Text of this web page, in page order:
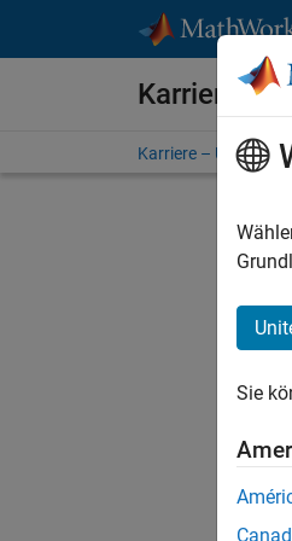
Karriere
Karriere – Übersicht
Sie